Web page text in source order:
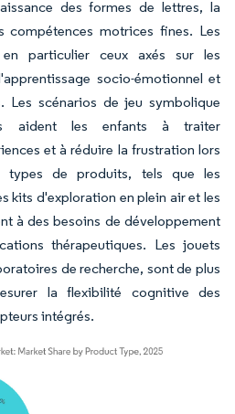
des formes de lettres, la
compétences motrices fines. Les
particulier ceux axés sur les
socio-émotionnel et
Les scénarios de jeu symbolique
aident les enfants à traiter
et à réduire la frustration lors
types de produits, tels que les
kits d'exploration en plein air et les
à des besoins de développement
thérapeutiques. Les jouets
de recherche, sont de plus
la flexibilité cognitive des
intégrés.